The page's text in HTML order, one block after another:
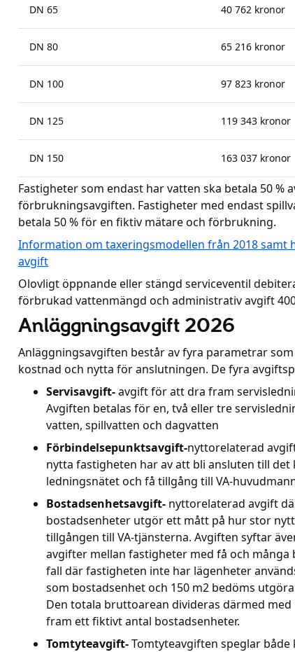
DN 65 40 762 kronor
DN 80 65 216 kronor
DN 100 97 823 kronor
DN 125 119 343 kronor
DN 150 163 037 kronor
Fastigheter som endast har vatten ska betala 50 %
förbrukningsavgiften. Fastigheter med endast
betala 50 % för en fiktiv mätare och förbrukning.
Information om taxeringsmodellen från 2018 samt
avgift
Olovligt öppnande eller stängd serviceventil
förbrukad vattenmängd och administrativ avgift
Anläggningsavgift 2026
Anläggningsavgiften består av fyra parametrar
kostnad och nytta för anslutningen. De fyra
Servisavgift-avgift för att dra fram
Avgiften betalas för en, två eller tre
vatten, spillvatten och dagvatten
Förbindelsepunktsavgift-nyttorelaterad
nytta fastigheten har av att bli ansluten till det
ledningsnätet och få tillgång till VA-
Bostadsenhetsavgift- nyttorelaterad avgift
bostadsenheter utgör ett mått på hur stor
tillgången till VA-tjänsterna. Avgiften syftar
avgifter mellan fastigheter med få och många
fall där fastigheten inte har lägenheter
som bostadsenhet och 150 m2 bedöms
Den totala bruttoarean divideras därmed med
fram ett fiktivt antal bostadsenheter.
Tomtyteavgift-Tomtyteavgiften speglar både